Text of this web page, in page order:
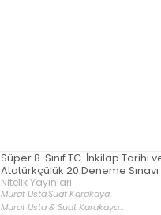
Süper 8. Sınıf TC. İnkilap Tarihi
Atatürkçülük 20 Deneme Sınavı
Nitelik Yayınları
Murat Usta,Suat Karakaya,
Murat Usta & Suat Karakaya...